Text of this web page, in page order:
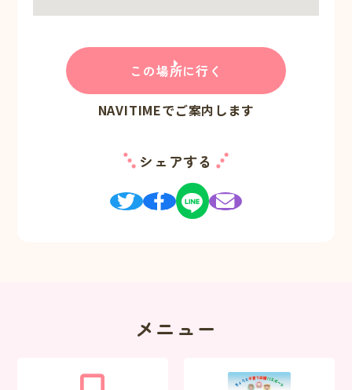
この場所に行く
NAVITIMEでご案内します
シェアする
メニュー